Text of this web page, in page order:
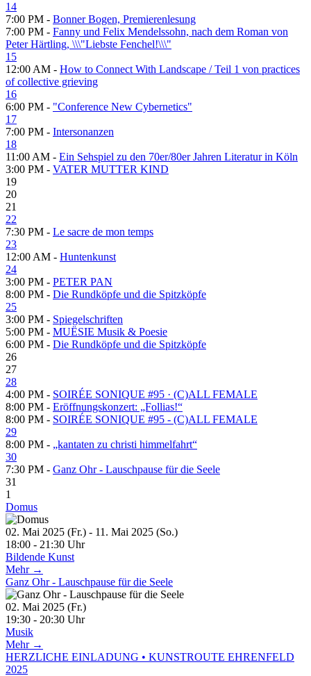
14
7:00 PM - Bonner Bogen, Premierenlesung
7:00 PM - Fanny und Felix Mendelssohn, nach dem Roman von
Peter Härtling, \\\"Liebste Fenchel!\\\"
15
12:00 AM - How to Connect With Landscape / Teil 1 von practices
of collective grieving
16
6:00 PM - "Conference New Cybernetics"
17
7:00 PM - Intersonanzen
18
11:00 AM - Ein Sehspiel zu den 70er/80er Jahren Literatur in Köln
3:00 PM - VATER MUTTER KIND
19
20
21
22
7:30 PM - Le sacre de mon temps
23
12:00 AM - Huntenkunst
24
3:00 PM - PETER PAN
8:00 PM - Die Rundköpfe und die Spitzköpfe
25
3:00 PM - Spiegelschriften
5:00 PM - MUËSIE Musik & Poesie
6:00 PM - Die Rundköpfe und die Spitzköpfe
26
27
28
4:00 PM - SOIRÉE SONIQUE #95 · (C)ALL FEMALE
8:00 PM - Eröffnungskonzert: „Follias!“
8:00 PM - SOIRÉE SONIQUE #95 - (C)ALL FEMALE
29
8:00 PM - „kantaten zu christi himmelfahrt“
30
7:30 PM - Ganz Ohr - Lauschpause für die Seele
31
1
Domus
02. Mai 2025 (Fr.) - 11. Mai 2025 (So.)
18:00 - 21:30 Uhr
Bildende Kunst
Mehr →
Ganz Ohr - Lauschpause für die Seele
02. Mai 2025 (Fr.)
19:30 - 20:30 Uhr
Musik
Mehr →
HERZLICHE EINLADUNG • KUNSTROUTE EHRENFELD
2025